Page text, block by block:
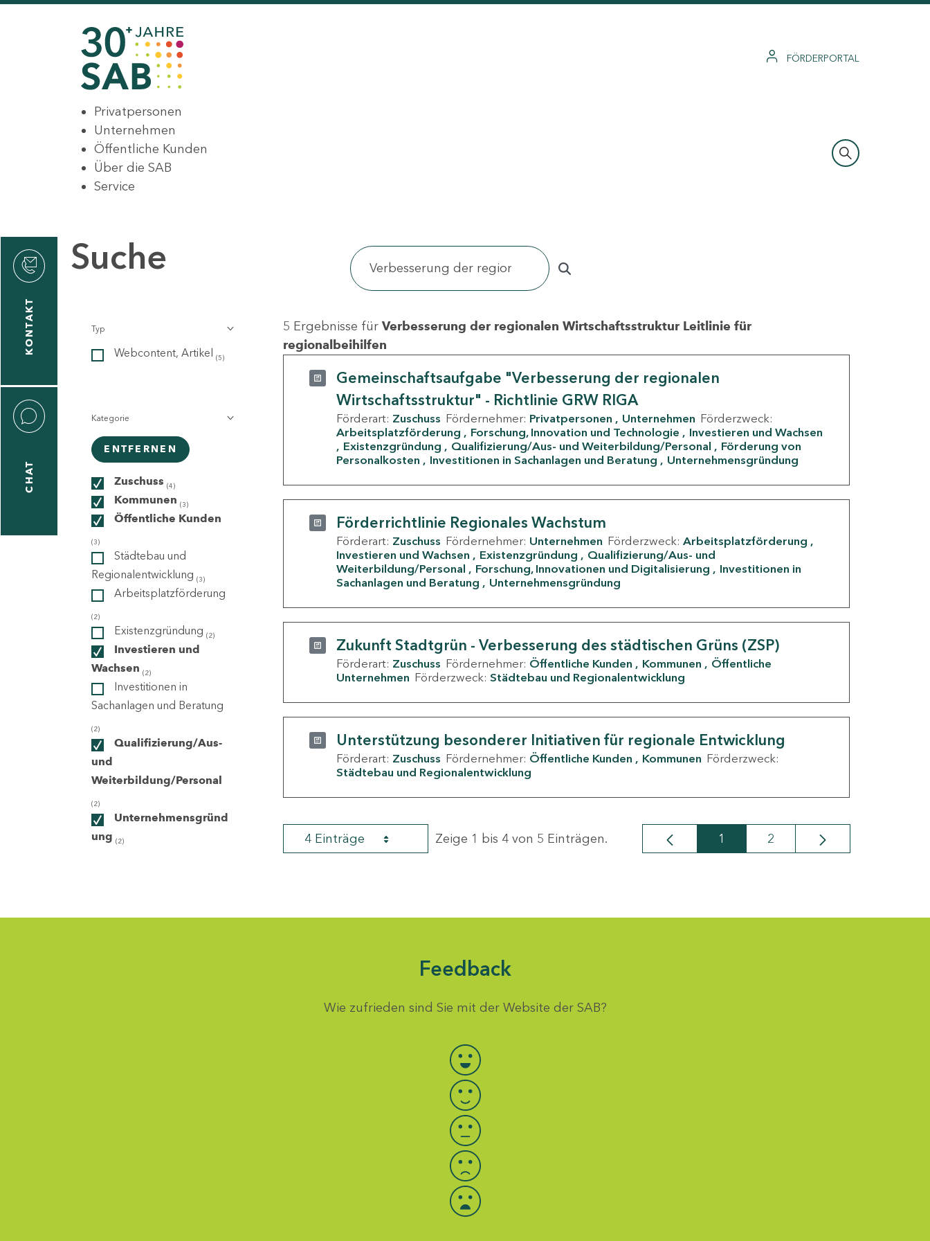
FÖRDERPORTAL
Privatpersonen
Unternehmen
Öffentliche Kunden
Über die SAB
Service
KONTAKT
CHAT
Suche
Typ
Webcontent, Artikel (5)
Kategorie
ENTFERNEN
Zuschuss (4)
Kommunen (3)
Öffentliche Kunden
(3)
Städtebau und
Regionalentwicklung (3)
Arbeitsplatzförderung
(2)
Existenzgründung (2)
Investieren und
Wachsen (2)
Investitionen in
Sachanlagen und Beratung
(2)
Qualifizierung/Aus-
und
Weiterbildung/Personal
(2)
Unternehmensgründ
ung (2)
5 Ergebnisse für Verbesserung der regionalen Wirtschaftsstruktur Leitlinie für
regionalbeihilfen
Gemeinschaftsaufgabe "Verbesserung der regionalen
Wirtschaftsstruktur" - Richtlinie GRW RIGA
Förderart: Zuschuss Fördernehmer: Privatpersonen Unternehmen Förderzweck:
Arbeitsplatzförderung
Forschung, Innovation und Technologie
Investieren und Wachsen
Existenzgründung
Qualifizierung/Aus- und Weiterbildung/Personal
Förderung von
Personalkosten
Investitionen in Sachanlagen und Beratung Unternehmensgründung
Förderrichtlinie Regionales Wachstum
Förderart: Zuschuss Fördernehmer: Unternehmen Förderzweck: Arbeitsplatzförderung
Investieren und Wachsen
Existenzgründung
Qualifizierung/Aus- und
Weiterbildung/Personal
Forschung, Innovationen und Digitalisierung
Investitionen in
Sachanlagen und Beratung
Unternehmensgründung
Zukunft Stadtgrün - Verbesserung des städtischen Grüns (ZSP)
Förderart: Zuschuss Fördernehmer: Öffentliche Kunden Kommunen
Öffentliche
Unternehmen Förderzweck: Städtebau und Regionalentwicklung
Unterstützung besonderer Initiativen für regionale Entwicklung
Förderart: Zuschuss Fördernehmer: Öffentliche Kunden Kommunen Förderzweck:
Städtebau und Regionalentwicklung
4 Einträge Zeige 1 bis 4 von 5 Einträgen. Seite
1 Seite
2
Feedback
Wie zufrieden sind Sie mit der Website der SAB?
Bewertung auswählen